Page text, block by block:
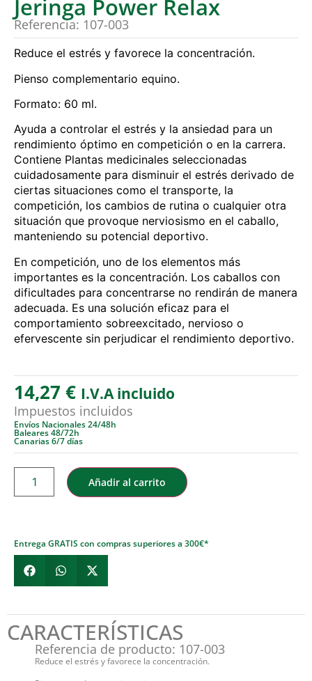
Jeringa Power Relax
Referencia: 107-003
Reduce el estrés y favorece la concentración.
Pienso complementario equino.
Formato: 60 ml.
Ayuda a controlar el estrés y la ansiedad para un
rendimiento óptimo en competición o en la carrera.
Contiene Plantas medicinales seleccionadas
cuidadosamente para disminuir el estrés derivado de
ciertas situaciones como el transporte, la
competición, los cambios de rutina o cualquier otra
situación que provoque nerviosismo en el caballo,
manteniendo su potencial deportivo.
En competición, uno de los elementos más
importantes es la concentración. Los caballos con
dificultades para concentrarse no rendirán de manera
adecuada. Es una solución eficaz para el
comportamiento sobreexcitado, nervioso o
efervescente sin perjudicar el rendimiento deportivo.
14,27 € I.V.A incluido
Impuestos incluidos
Envíos Nacionales 24/48h
Baleares 48/72h
Canarias 6/7 días
Añadir al carrito
Entrega GRATIS con compras superiores a 300€*
CARACTERÍSTICAS
Referencia de producto: 107-003
Reduce el estrés y favorece la concentración.